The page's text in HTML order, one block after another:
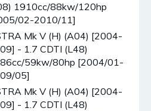
1910cc/88kw/120hp
02-2010/11]
Mk V (H) (A04) [2004-
- 1.7 CDTI (L48)
59kw/80hp [2004/01-
05]
Mk V (H) (A04) [2004-
- 1.7 CDTI (L48)